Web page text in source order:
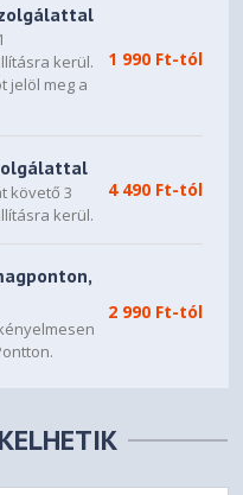
kerül.
jelöl meg a
1 990 Ft-tól
követő 3
kerül.
4 490 Ft-tól
2 990 Ft-tól